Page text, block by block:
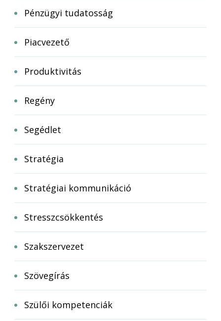
Pénzügyi tudatosság
Piacvezető
Produktivitás
Regény
Segédlet
Stratégia
Stratégiai kommunikáció
Stresszcsökkentés
Szakszervezet
Szövegírás
Szülői kompetenciák